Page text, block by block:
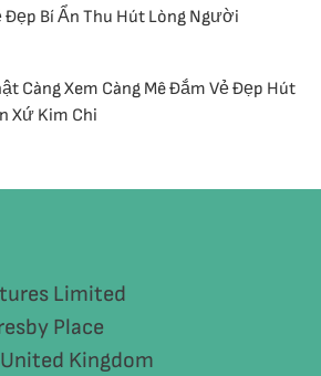
Đẹp Bí Ẩn Thu Hút Lòng Người
Càng Xem Càng Mê Đắm Vẻ Đẹp Hút
Xứ Kim Chi
Limited
Place
Kingdom